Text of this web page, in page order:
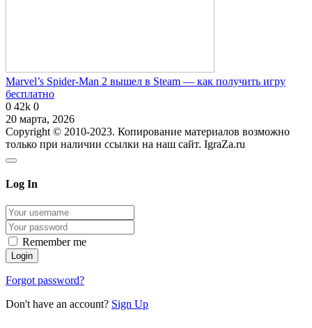
Marvel’s Spider-Man 2 вышел в Steam — как получить игру
бесплатно
0 42k 0
20 марта, 2026
Copyright © 2010-2023. Копирование материалов возможно
только при наличии ссылки на наш сайт. IgraZa.ru
Log In
Remember me
Forgot password?
Don't have an account? Sign Up